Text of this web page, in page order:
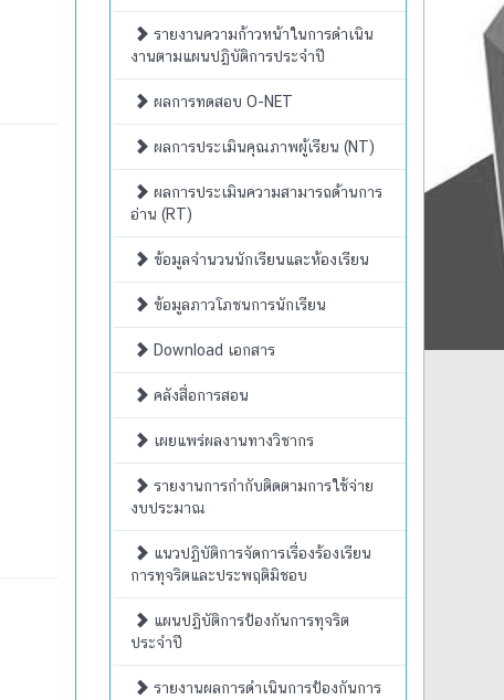
รายงานความก้าวหน้าในการดำเนิน
งานตามแผนปฏิบัติการประจำปี
ผลการทดสอบ O-NET
ผลการประเมินคุณภาพผู้เรียน (NT)
ผลการประเมินความสามารถด้านการ
อ่าน (RT)
ข้อมูลจำนวนนักเรียนและห้องเรียน
ข้อมูลภาวโภชนการนักเรียน
Download เอกสาร
คลังสื่อการสอน
เผยแพร่ผลงานทางวิชากร
รายงานการกำกับติดตามการใช้จ่าย
งบประมาณ
แนวปฏิบัติการจัดการเรื่องร้องเรียน
การทุจริตและประพฤติมิชอบ
แผนปฏิบัติการป้องกันการทุจริต
ประจำปี
รายงานผลการดำเนินการป้องกันการ